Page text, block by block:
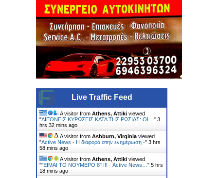
Live Traffic Feed
A visitor from Athens, Attiki viewed
"ΔΙΕΘΝΕΙΣ ΚΥΡΩΣΕΙΣ ΚΑΤΑ ΤΗΣ ΡΩΣΙΑΣ: ΟΙ… " 3
hrs 32 mins ago
A visitor from Ashburn, Virginia viewed
"Active News - Η διαφορά στην ενημέρωση -" 3 hrs
58 mins ago
A visitor from Athens, Attiki viewed
""ΕΙΜΑΙ ΤΟ ΝΟΥΜΕΡΟ 8" !!! - Active News… " 5 hrs
18 mins ago